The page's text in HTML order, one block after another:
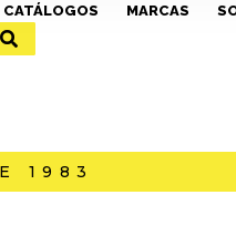
CATÁLOGOS MARCAS
1983